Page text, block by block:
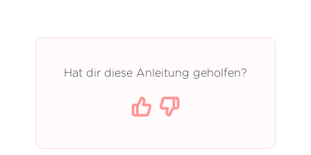
Hat dir diese Anleitung geholfen?